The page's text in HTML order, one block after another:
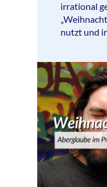
irrational
nutzt und